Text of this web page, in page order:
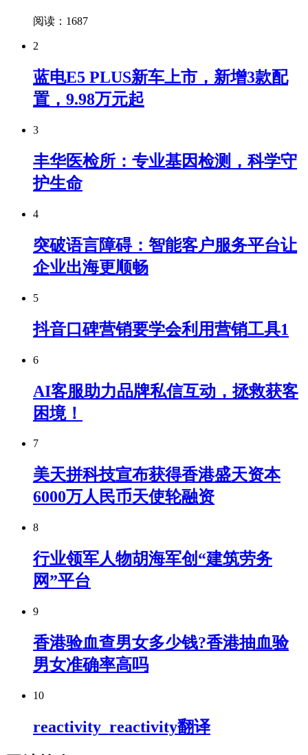
阅读：1687
2
蓝电E5 PLUS新车上市，新增3款配
置，9.98万元起
3
丰华医检所：专业基因检测，科学守
护生命
4
突破语言障碍：智能客户服务平台让
企业出海更顺畅
5
抖音口碑营销要学会利用营销工具1
6
AI客服助力品牌私信互动，拯救获客
困境！
7
美天拼科技宣布获得香港盛天资本
6000万人民币天使轮融资
8
行业领军人物胡海军创“建筑劳务
网”平台
9
香港验血查男女多少钱?香港抽血验
男女准确率高吗
10
reactivity_reactivity翻译